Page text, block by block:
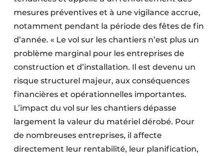
mesures préventives et à une vigilance accrue,
notamment pendant la période des fêtes de fin
d’année. « Le vol sur les chantiers n’est plus un
problème marginal pour les entreprises de
construction et d’installation. Il est devenu un
risque structurel majeur, aux conséquences
financières et opérationnelles importantes.
L’impact du vol sur les chantiers dépasse
largement la valeur du matériel dérobé. Pour
de nombreuses entreprises, il affecte
directement leur rentabilité, leur planification,